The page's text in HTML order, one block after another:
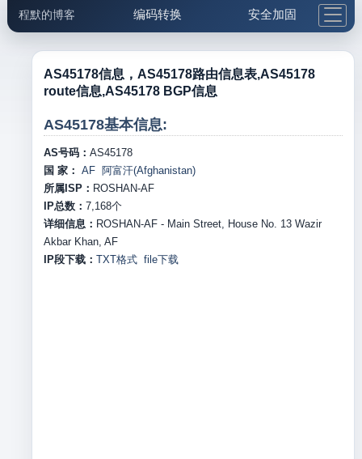
程默的博客 编码转换 安全加固
邮件工具 生活便民 更多工具
5.1支付宝大红包
AS45178信息，AS45178路由信息表,AS45178
route信息,AS45178 BGP信息
AS45178基本信息:
AS号码： AS45178
国 家： AF 阿富汗(Afghanistan)
所属ISP： ROSHAN-AF
IP总数： 7,168个
详细信息： ROSHAN-AF - Main Street, House No. 13 Wazir
Akbar Khan, AF
IP段下载： TXT格式 file下载